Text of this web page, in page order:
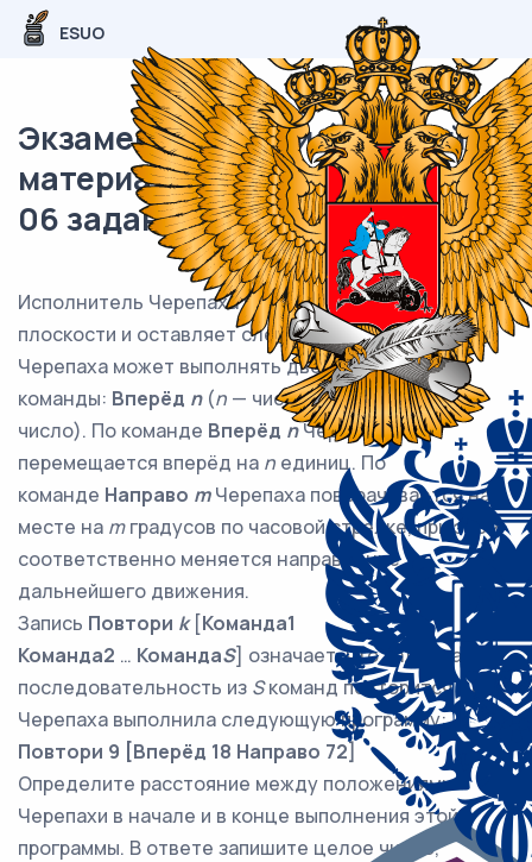
ESUO
Экзаменационный (типовой)
материал ЕГЭ / Информатика /
06 задание / 44
Исполнитель Черепаха передвигается по
плоскости и оставляет след в виде линии.
Черепаха может выполнять две
команды: Вперёд n(n — число) иНаправоm(m—
число). По команде Вперёд nЧерепаха
перемещается вперёд на n единиц. По
команде Направо mЧерепаха поворачивается на
месте на mградусов по часовой стрелке, при этом
соответственно меняется направление
дальнейшего движения.
Запись Повтори k[Команда1
Команда2 … КомандаS] означает, что заданная
последовательность из Sкоманд повторитсяkраз.
Черепаха выполнила следующую программу:
Повтори 9 [Вперёд 18 Направо 72]
Определите расстояние между положениями
Черепахи в начале и в конце выполнения этой
программы. В ответе запишите целое число,